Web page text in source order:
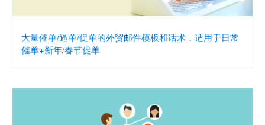
大量催单/逼单/促单的外贸邮件模板和话术，适用于日常
催单+新年/春节促单